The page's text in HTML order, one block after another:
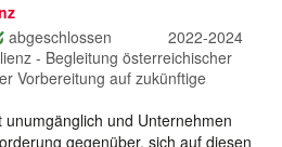
abgeschlossen
2022-2024
- Begleitung österreichischer
Vorbereitung auf zukünftige
unumgänglich und Unternehmen
gegenüber, sich auf diesen